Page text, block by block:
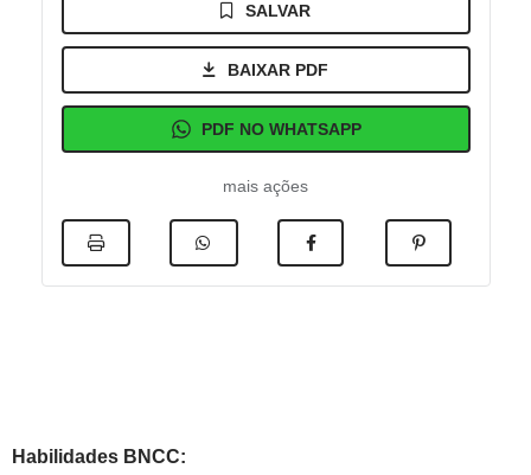
SALVAR
BAIXAR PDF
PDF NO WHATSAPP
mais ações
Habilidades BNCC: